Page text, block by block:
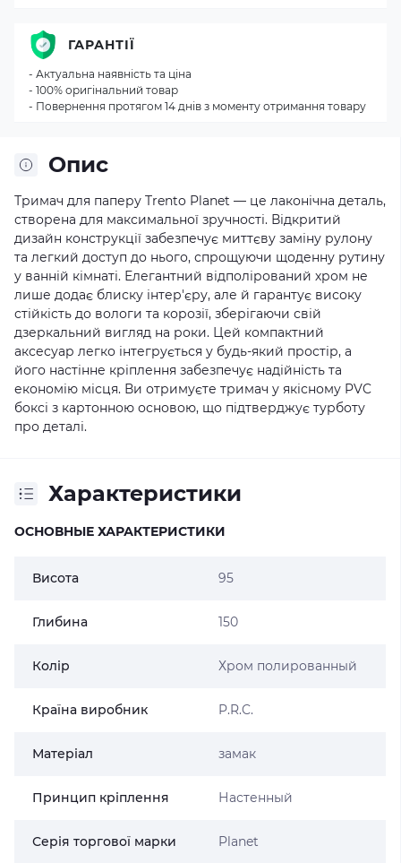
Опис
Тримач для паперу Trento Planet — це лаконічна деталь,
створена для максимальної зручності. Відкритий
дизайн конструкції забезпечує миттєву заміну рулону
та легкий доступ до нього, спрощуючи щоденну рутину
у ванній кімнаті. Елегантний відполірований хром не
лише додає блиску інтер'єру, але й гарантує високу
стійкість до вологи та корозії, зберігаючи свій
дзеркальний вигляд на роки. Цей компактний
аксесуар легко інтегрується у будь-який простір, а
його настінне кріплення забезпечує надійність та
економію місця. Ви отримуєте тримач у якісному PVC
боксі з картонною основою, що підтверджує турботу
про деталі.
Характеристики
ОСНОВНЫЕ ХАРАКТЕРИСТИКИ
Висота 95
Глибина 150
Колір Хром полированный
Країна виробник P.R.C.
Матеріал замак
Принцип кріплення Настенный
Серія торгової марки Planet
ГАРАНТІЇ
- Актуальна наявність та ціна
- 100% оригінальний товар
- Повернення протягом 14 днів з моменту отримання товару